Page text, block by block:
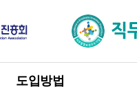
직무발명제도
도입방법